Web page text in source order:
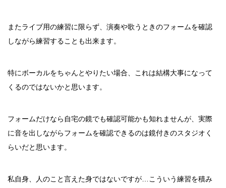
またライブ用の練習に限らず、演奏や歌うときのフォームを確認
しながら練習することも出来ます。
特にボーカルをちゃんとやりたい場合、これは結構大事になって
くるのではないかと思います。
フォームだけなら自宅の鏡でも確認可能かも知れませんが、実際
に音を出しながらフォームを確認できるのは鏡付きのスタジオく
らいだと思います。
私自身、人のこと言えた身ではないですが…こういう練習を積み